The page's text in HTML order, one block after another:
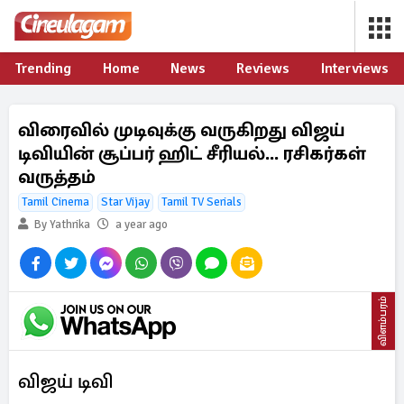
Trending Home News Reviews Interviews
விரைவில் முடிவுக்கு வருகிறது விஜய்
டிவியின் சூப்பர் ஹிட் சீரியல்... ரசிகர்கள்
வருத்தம்
Tamil Cinema Star Vijay
Tamil TV Serials
By Yathrika
a year ago
விளம்பரம்
விஜய் டிவி